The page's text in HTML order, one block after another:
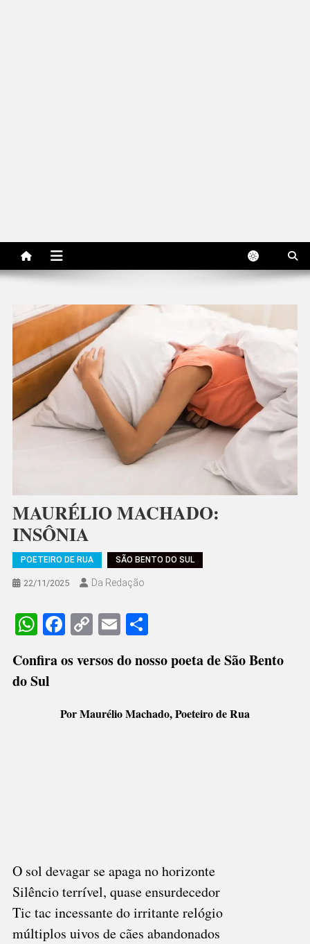
MAURÉLIO MACHADO:
INSÔNIA
POETEIRO DE RUA SÃO BENTO DO SUL
22/11/2025 Da Redação
WhatsApp
Facebook
CopyEmailShare
Confira os versos do nosso poeta de São Bento
do Sul
Por Maurélio Machado, Poeteiro de Rua
O sol devagar se apaga no horizonte
Silêncio terrível, quase ensurdecedor
Tic tac incessante do irritante relógio
múltiplos uivos de cães abandonados